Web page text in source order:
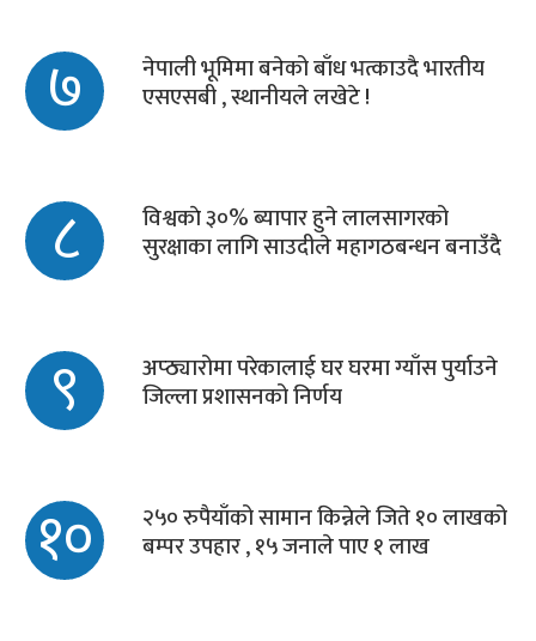
७ नेपाली भूमिमा बनेको बाँध भत्काउदै भारतीय
एसएसबी , स्थानीयले लखेटे !
८ विश्वकाे ३०% ब्यापार हुने लालसागरको
सुरक्षाका लागि साउदीले महागठबन्धन बनाउँदै
९ अप्ठ्यारोमा परेकालाई घर घरमा ग्याँस पुर्याउने
जिल्ला प्रशासनको निर्णय
१० २५० रुपैयाँको सामान किन्नेले जिते १० लाखको
बम्पर उपहार , १५ जनाले पाए १ लाख